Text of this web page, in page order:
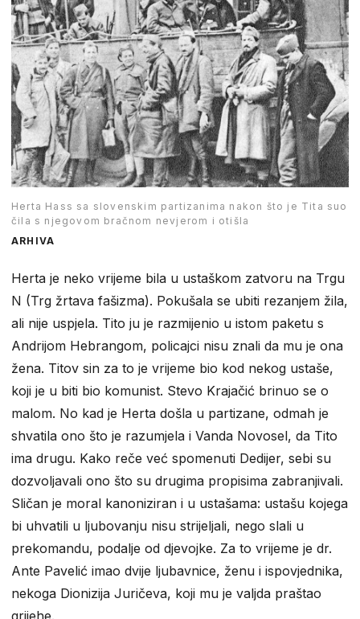
Herta Hass sa slovenskim partizanima nakon što je Tita suo
čila s njegovom bračnom nevjerom i otišla
ARHIVA
Herta je neko vrijeme bila u ustaškom zatvoru na Trgu
N (Trg žrtava fašizma). Pokušala se ubiti rezanjem žila,
ali nije uspjela. Tito ju je razmijenio u istom paketu s
Andrijom Hebrangom, policajci nisu znali da mu je ona
žena. Titov sin za to je vrijeme bio kod nekog ustaše,
koji je u biti bio komunist. Stevo Krajačić brinuo se o
malom. No kad je Herta došla u partizane, odmah je
shvatila ono što je razumjela i Vanda Novosel, da Tito
ima drugu. Kako reče već spomenuti Dedijer, sebi su
dozvoljavali ono što su drugima propisima zabranjivali.
Sličan je moral kanoniziran i u ustašama: ustašu kojega
bi uhvatili u ljubovanju nisu strijeljali, nego slali u
prekomandu, podalje od djevojke. Za to vrijeme je dr.
Ante Pavelić imao dvije ljubavnice, ženu i ispovjednika,
nekoga Dionizija Juričeva, koji mu je valjda praštao
grijehe.